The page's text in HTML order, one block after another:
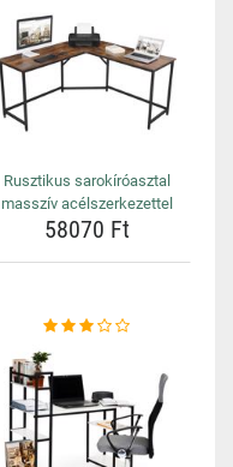
Rusztikus sarokíróasztal
masszív acélszerkezettel
58070 Ft